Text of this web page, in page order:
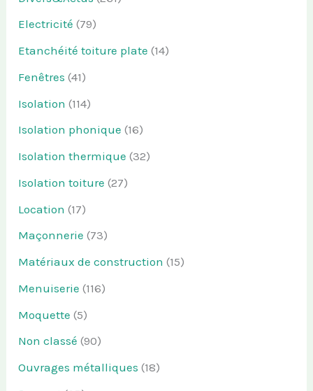
Electricité (79)
Etanchéité toiture plate (14)
Fenêtres (41)
Isolation (114)
Isolation phonique (16)
Isolation thermique (32)
Isolation toiture (27)
Location (17)
Maçonnerie (73)
Matériaux de construction (15)
Menuiserie (116)
Moquette (5)
Non classé (90)
Ouvrages métalliques (18)